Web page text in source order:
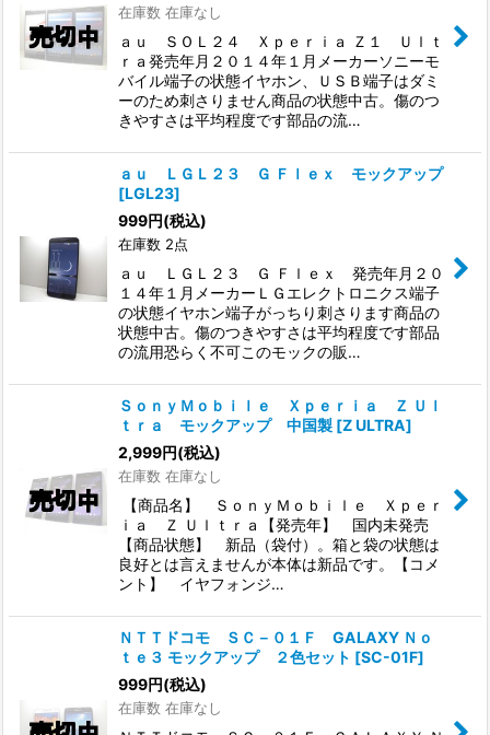
在庫数 在庫なし
ａｕ ＳＯＬ２４ Ｘｐｅｒｉａ Ｚ１ Ｕｌｔ
ｒａ発売年月２０１４年１月メーカーソニーモ
バイル端子の状態イヤホン、ＵＳＢ端子はダミ
ーのため刺さりません商品の状態中古。傷のつ
きやすさは平均程度です部品の流…
ａｕ ＬＧＬ２３ Ｇ Ｆｌｅｘ モックアップ
[LGL23]
999円(税込)
在庫数 2点
ａｕ ＬＧＬ２３ Ｇ Ｆｌｅｘ 発売年月２０
１４年１月メーカーＬＧエレクトロニクス端子
の状態イヤホン端子がっちり刺さります商品の
状態中古。傷のつきやすさは平均程度です部品
の流用恐らく不可このモックの販…
ＳｏｎｙＭｏｂｉｌｅ Ｘｐｅｒｉａ Ｚ Ｕｌ
ｔｒａ モックアップ 中国製 [Z ULTRA]
2,999円(税込)
在庫数 在庫なし
【商品名】 ＳｏｎｙＭｏｂｉｌｅ Ｘｐｅｒ
ｉａ Ｚ Ｕｌｔｒａ【発売年】 国内未発売
【商品状態】 新品（袋付）。箱と袋の状態は
良好とは言えませんが本体は新品です。【コメ
ント】 イヤフォンジ…
ＮＴＴドコモ ＳＣ－０１Ｆ GALAXY Ｎｏ
ｔｅ３ モックアップ ２色セット [SC-01F]
999円(税込)
在庫数 在庫なし